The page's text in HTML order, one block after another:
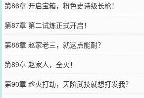
第86章 开启宝箱，粉色史诗级长枪！
第87章 第二试炼正式开启！
第88章 赵家老三，就这点能耐？
第89章 赵家人，全灭！
第90章 趁火打劫，天阶武技就想打发我？